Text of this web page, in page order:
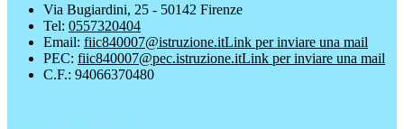
Via Bugiardini, 25 - 50142 Firenze
Tel: 0557320404
Email: fiic840007@istruzione.itLink per inviare una mail
PEC: fiic840007@pec.istruzione.itLink per inviare una mail
C.F.: 94066370480